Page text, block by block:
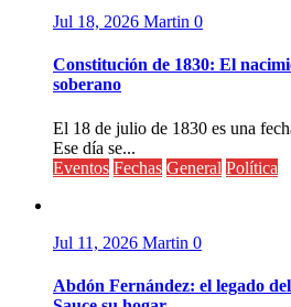
Jul 18, 2026 Martin 0
Constitución de 1830: El
soberano
El 18 de julio de 1830 es una
Ese día se...
Eventos Fechas General Política
Jul 11, 2026 Martin 0
Abdón Fernández: el legado